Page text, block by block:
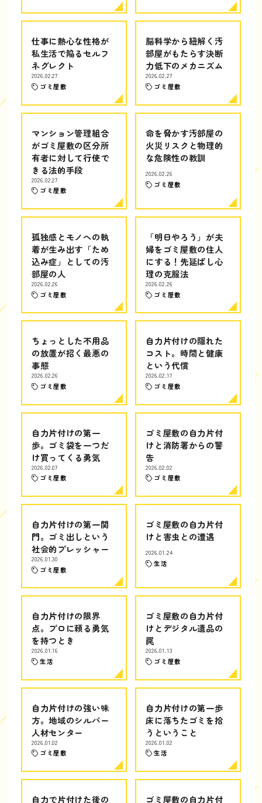
仕事に熱心な性格が
私生活で陥るセルフ
ネグレクト
2026.02.27
ゴミ屋敷
脳科学から紐解く汚
部屋がもたらす決断
力低下のメカニズム
2026.02.27
ゴミ屋敷
マンション管理組合
がゴミ屋敷の区分所
有者に対して行使で
きる法的手段
2026.02.27
ゴミ屋敷
命を脅かす汚部屋の
火災リスクと物理的
な危険性の教訓
2026.02.26
ゴミ屋敷
孤独感とモノへの執
着が生み出す「ため
込み症」としての汚
部屋の人
2026.02.26
ゴミ屋敷
「明日やろう」が夫
婦をゴミ屋敷の住人
にする！先延ばし心
理の克服法
2026.02.26
ゴミ屋敷
ちょっとした不用品
の放置が招く最悪の
事態
2026.02.26
ゴミ屋敷
自力片付けの隠れた
コスト。時間と健康
という代償
2026.02.17
ゴミ屋敷
自力片付けの第一
歩。ゴミ袋を一つだ
け買ってくる勇気
2026.02.07
ゴミ屋敷
ゴミ屋敷の自力片付
けと消防署からの警
告
2026.02.02
ゴミ屋敷
自力片付けの第一関
門。ゴミ出しという
社会的プレッシャー
2026.01.30
ゴミ屋敷
ゴミ屋敷の自力片付
けと害虫との遭遇
2026.01.24
生活
自力片付けの限界
点。プロに頼る勇気
を持つとき
2026.01.16
生活
ゴミ屋敷の自力片付
けとデジタル遺品の
罠
2026.01.13
ゴミ屋敷
自力片付けの強い味
方。地域のシルバー
人材センター
2026.01.02
ゴミ屋敷
自力片付けの第一歩
床に落ちたゴミを拾
うということ
2026.01.02
生活
自力で片付けた後の
ゴミ屋敷の自力片付